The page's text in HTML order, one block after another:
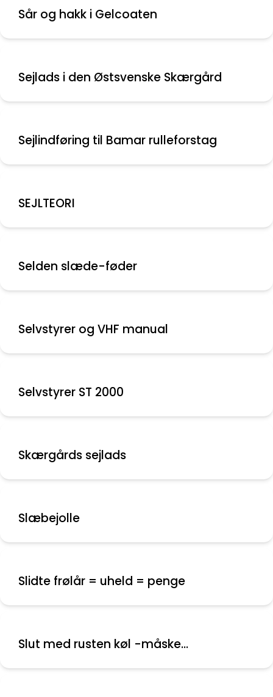
Sår og hakk i Gelcoaten
Sejlads i den Østsvenske Skærgård
Sejlindføring til Bamar rulleforstag
SEJLTEORI
Selden slæde-føder
Selvstyrer og VHF manual
Selvstyrer ST 2000
Skærgårds sejlads
Slæbejolle
Slidte frølår = uheld = penge
Slut med rusten køl -måske...